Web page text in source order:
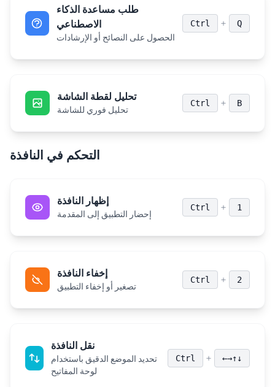
طلب مساعدة الذكاء
الاصطناعي
الحصول على النصائح أو الإرشادات
Ctrl + Q
تحليل لقطة الشاشة
تحليل فوري للشاشة
Ctrl + B
التحكم في النافذة
إظهار النافذة
إحضار التطبيق إلى المقدمة
Ctrl + 1
إخفاء النافذة
تصغير أو إخفاء التطبيق
Ctrl + 2
نقل النافذة
تحديد الموضع الدقيق باستخدام
لوحة المفاتيح
Ctrl + ←→↑↓